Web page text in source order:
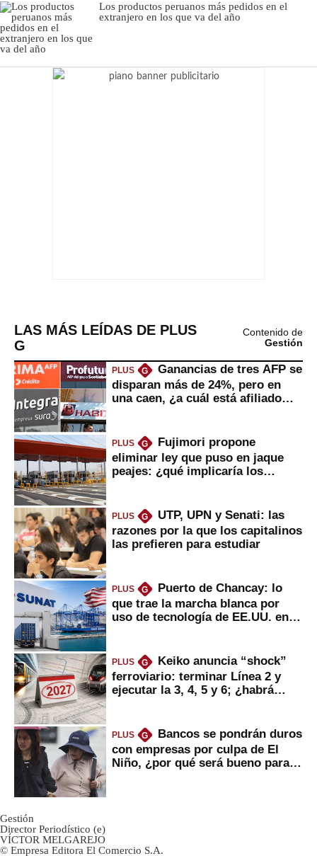
Los productos peruanos más pedidos en el
extranjero en los que va del año
LAS MÁS LEÍDAS DE PLUS
G
Contenido de
Gestión
PLUS G
Ganancias de tres AFP se
disparan más de 24%, pero en
una caen, ¿a cuál está afiliado
PLUS G
Fujimori propone
eliminar ley que puso en jaque
peajes: ¿qué implicaría los
PLUS G
UTP, UPN y Senati: las
razones por la que los capitalinos
las prefieren para estudiar
PLUS G
Puerto de Chancay: lo
que trae la marcha blanca por
uso de tecnología de EE.UU. en
PLUS G
Keiko anuncia “shock”
ferroviario: terminar Línea 2 y
ejecutar la 3, 4, 5 y 6; ¿habrá
PLUS G
Bancos se pondrán duros
con empresas por culpa de El
Niño, ¿por qué será bueno para
Gestión
Director Periodístico (e)
VÍCTOR MELGAREJO
© Empresa Editora El Comercio S.A.